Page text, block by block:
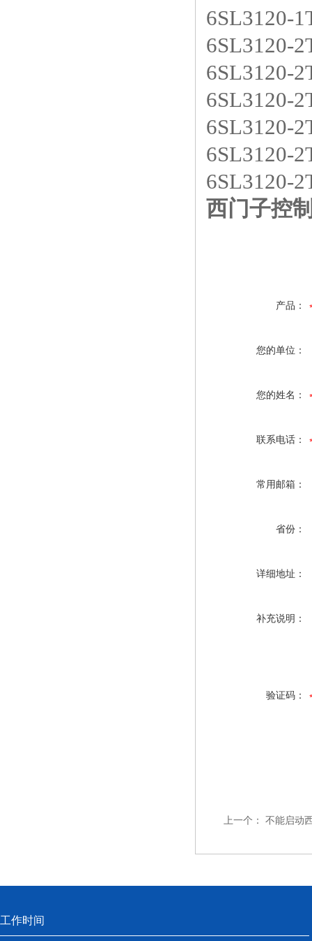
6SL3120-
6SL3120-
6SL3120-
西门子控
产品：
您的单位：
您的姓名：
联系电话：
常用邮箱：
省份：
详细地址：
补充说明：
验证码：
上一个： 不能启动
工作时间